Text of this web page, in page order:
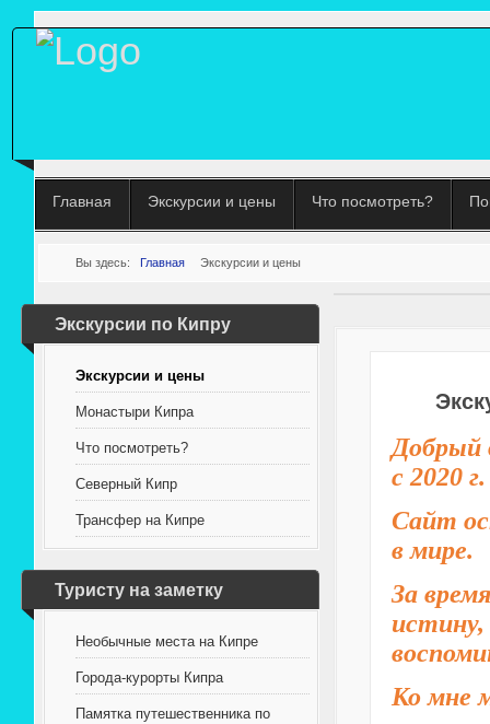
Главная Экскурсии и цены Что посмотреть?
Вы здесь: Главная Экскурсии и цены
Экскурсии по Кипру
Экскурсии и цены
Монастыри Кипра
Что посмотреть?
Северный Кипр
Трансфер на Кипре
Туристу на заметку
Необычные места на Кипре
Города-курорты Кипра
Памятка путешественника по
Добрый
с 2020
Сайт
в мире.
За
истину,
Ко мне